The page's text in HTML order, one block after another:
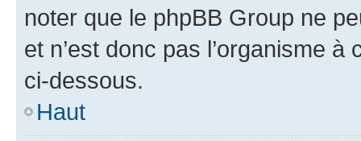
noter que le phpBB Group ne
et n’est donc pas l’organisme
ci-dessous.
Haut